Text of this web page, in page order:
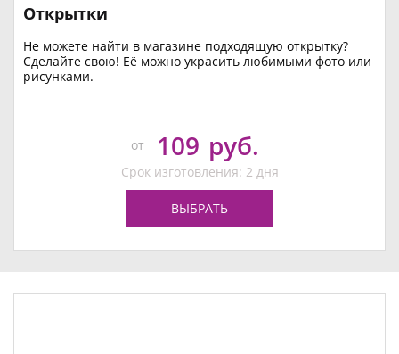
Открытки
Не можете найти в магазине подходящую открытку?
Сделайте свою! Её можно украсить любимыми фото или
рисунками.
от 109 руб.
Срок изготовления: 2 дня
ВЫБРАТЬ